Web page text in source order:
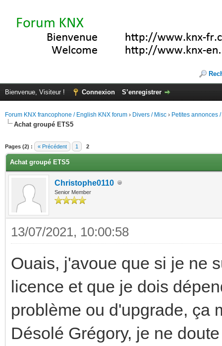
Bienvenue, Visiteur ! Connexion S’enregistrer
Forum KNX francophone / English KNX forum › Divers / Misc › Petites annonces
Achat groupé ETS5
Pages (2) : « Précédent 1 2
Achat groupé ETS5
Christophe0110
Senior Member
13/07/2021, 10:00:58
Ouais, j'avoue que si je ne
licence et que je dois
problème ou d'upgrade, ça
Désolé Grégory, je ne